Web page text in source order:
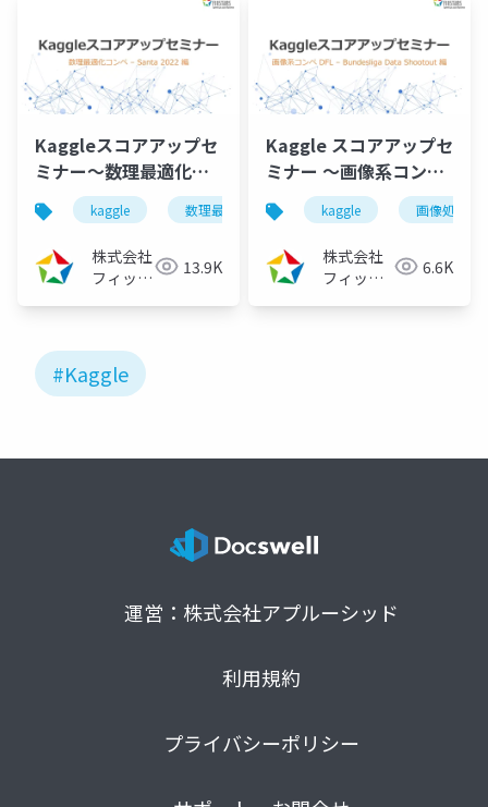
Kaggleスコアアップセ
ミナー～数理最適化コ
ンテスト Santa 編
（2023/06/02）
kaggle 数理最適化 高速化 コンペ
株式会社
フィック
13.9K
Kaggle スコアアップセ
ミナー ～画像系コンペ
DFL – Bundesliga
Data Shootout 編～
（2023/05/9）
kaggle 画像処理
株式会社
フィック
6.6K
#Kaggle
運営：株式会社アプルーシッド
利用規約
プライバシーポリシー